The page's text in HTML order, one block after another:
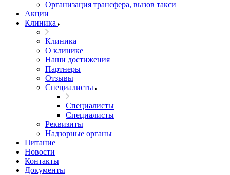
Организация трансфера, вызов такси
Акции
Клиника
Клиника
О клинике
Наши достижения
Партнеры
Отзывы
Специалисты
Специалисты
Специалисты
Реквизиты
Надзорные органы
Питание
Новости
Контакты
Документы